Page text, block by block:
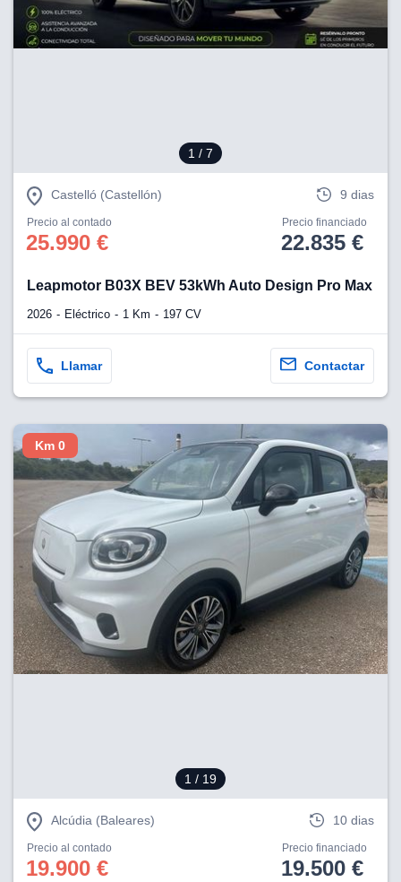
servicios.
socios
1 / 7
Castelló (Castellón) 9 dias
Precio al contado
25.990 €
Precio financiado
22.835 €
Leapmotor B03X BEV 53kWh Auto Design Pro Max
2026 Eléctrico 1 Km 197 CV
Llamar Contactar
1 / 19
Km 0
Alcúdia (Baleares) 10 dias
Precio al contado
19.900 €
Precio financiado
19.500 €